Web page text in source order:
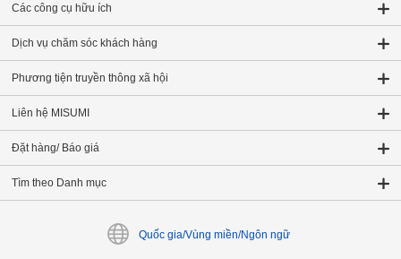
Các công cụ hữu ích
Dịch vụ chăm sóc khách hàng
Phương tiện truyền thông xã hội
Liên hệ MISUMI
Đặt hàng/ Báo giá
Tìm theo Danh mục
Quốc gia/Vùng miền/Ngôn ngữ